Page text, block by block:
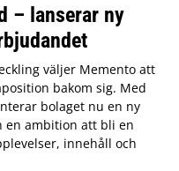
– lanserar ny
väljer Memento att
bakom sig. Med
bolaget nu en ny
en ambition att bli en
innehåll och